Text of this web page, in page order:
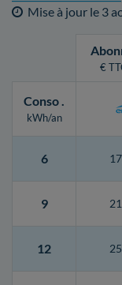
Mise à jour le 3
€
Conso.
kWh/an
6
9
12